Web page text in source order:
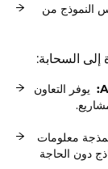
النموذج من
السحابة:
يوفر التعاون
معلومات
دون الحاجة